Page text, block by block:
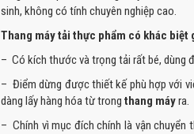
sinh, không có tính chuyên nghiệp cao.
Thang máy tải thực phẩm có khác biệt
– Có kích thước và trọng tải rất bé, dùng
– Điểm dừng được thiết kế phù hợp với
dàng lấy hàng hóa từ trong thang máyra.
– Chính vì mục đích chính là vận chuyển